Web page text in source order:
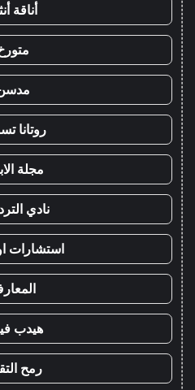
أناقة
روتانا
مجلة
نادي
استشارات
هيدب
رمح